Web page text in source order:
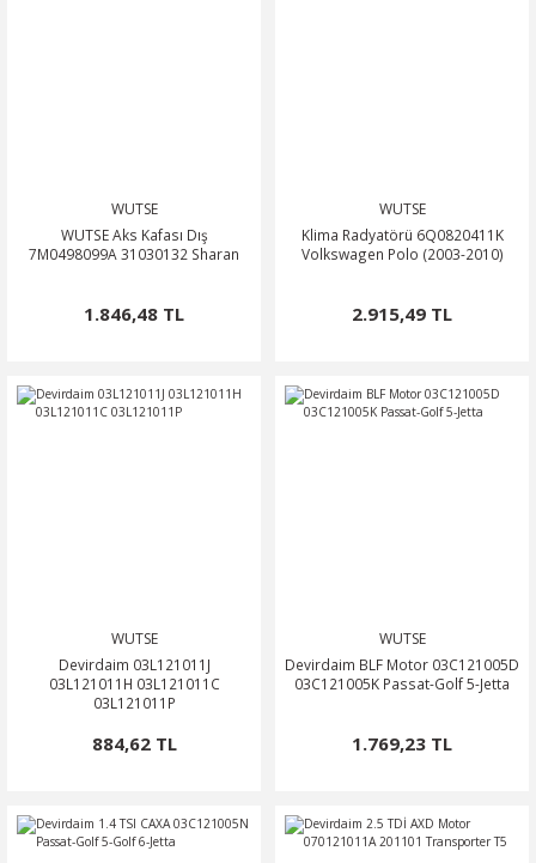
WUTSE
WUTSE Aks Kafası Dış
7M0498099A 31030132 Sharan
1.846,48 TL
WUTSE
Klima Radyatörü 6Q0820411K
Volkswagen Polo (2003-2010)
2.915,49 TL
WUTSE
Devirdaim 03L121011J
03L121011H 03L121011C
03L121011P
884,62 TL
WUTSE
Devirdaim BLF Motor 03C121005D
03C121005K Passat-Golf 5-Jetta
1.769,23 TL